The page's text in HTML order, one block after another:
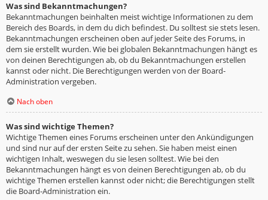
Was sind Bekanntmachungen?
Bekanntmachungen beinhalten meist wichtige Informationen zu dem
Bereich des Boards, in dem du dich befindest. Du solltest sie stets lesen.
Bekanntmachungen erscheinen oben auf jeder Seite des Forums, in
dem sie erstellt wurden. Wie bei globalen Bekanntmachungen hängt es
von deinen Berechtigungen ab, ob du Bekanntmachungen erstellen
kannst oder nicht. Die Berechtigungen werden von der Board-
Administration vergeben.
Nach oben
Was sind wichtige Themen?
Wichtige Themen eines Forums erscheinen unter den Ankündigungen
und sind nur auf der ersten Seite zu sehen. Sie haben meist einen
wichtigen Inhalt, weswegen du sie lesen solltest. Wie bei den
Bekanntmachungen hängt es von deinen Berechtigungen ab, ob du
wichtige Themen erstellen kannst oder nicht; die Berechtigungen stellt
die Board-Administration ein.